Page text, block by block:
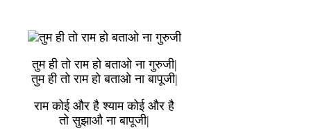
तुम ही तो राम हो बताओ ना गुरुजी|
तुम ही तो राम हो बताओ ना बापूजी|
राम कोई और है श्याम कोई और है
तो सुझाऔ ना बापूजी|